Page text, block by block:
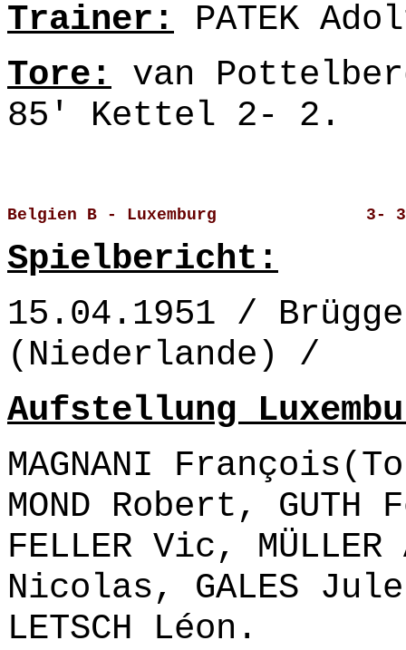
Trainer: PATEK
Tore: van
85' Kettel 2- 2.
Belgien B - Luxemburg               3-
Spielbericht:
15.04.1951 /
(Niederlande) /
Aufstellung
MAGNANI
MOND Robert,
FELLER Vic, MÜLLER
Nicolas, GALES
LETSCH Léon.